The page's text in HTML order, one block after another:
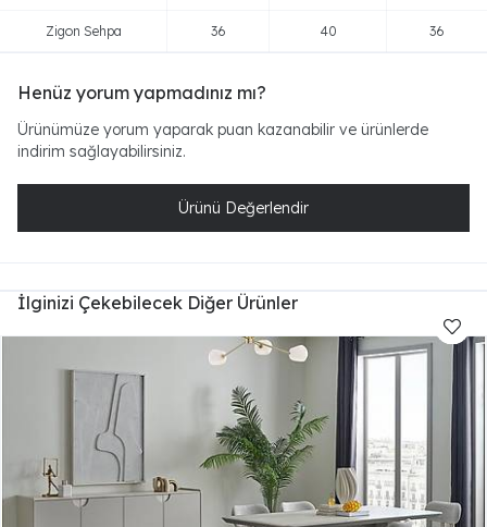
Zigon Sehpa 36 40 36
Henüz yorum yapmadınız mı?
Ürünümüze yorum yaparak puan kazanabilir ve ürünlerde
indirim sağlayabilirsiniz.
Ürünü Değerlendir
İlginizi Çekebilecek Diğer Ürünler